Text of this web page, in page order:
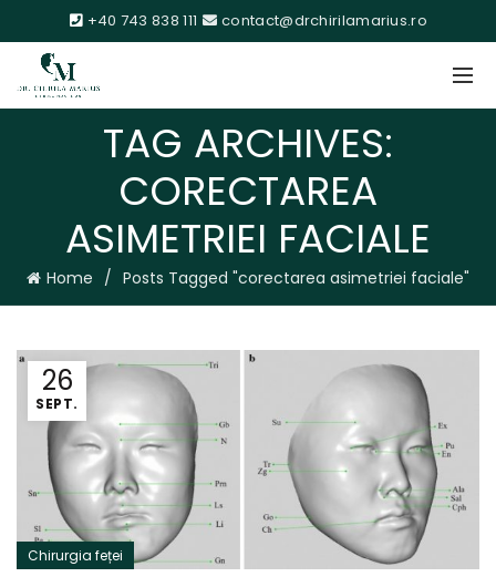
+40 743 838 111 contact@drchirilamarius.ro
TAG ARCHIVES:
CORECTAREA
ASIMETRIEI FACIALE
Home Posts Tagged "corectarea asimetriei faciale"
26
SEPT.
Chirurgia feței